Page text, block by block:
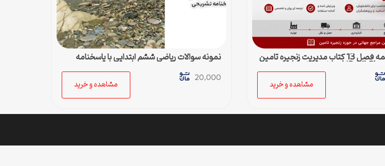
دانلود ترجمه فصل 13 کتاب مدیریت زنجیره تامین
چوپرا (Sunil Chopra) | حمل و نقل در زنجیره
مشاهده و خرید
نمونه سوالات ریاضی ششم ابتدایی با پاسخنامه
تشریحی
20,000
مشاهده و خرید